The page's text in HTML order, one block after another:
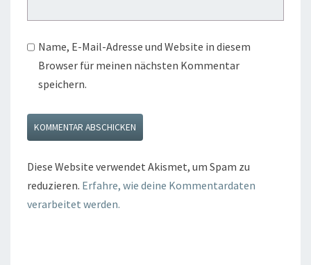
Name, E-Mail-Adresse und Website in diesem
Browser für meinen nächsten Kommentar
speichern.
Diese Website verwendet Akismet, um Spam zu
reduzieren. Erfahre, wie deine Kommentardaten
verarbeitet werden.